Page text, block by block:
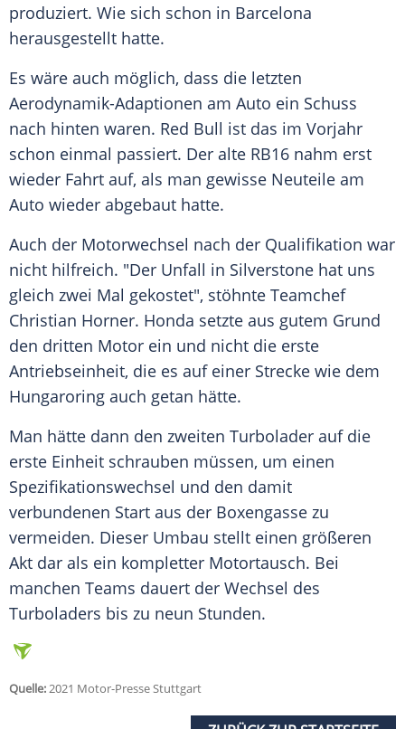
produziert. Wie sich schon in Barcelona
herausgestellt hatte.
Es wäre auch möglich, dass die letzten
Aerodynamik-Adaptionen am Auto ein Schuss
nach hinten waren. Red Bull ist das im Vorjahr
schon einmal passiert. Der alte RB16 nahm erst
wieder Fahrt auf, als man gewisse Neuteile am
Auto wieder abgebaut hatte.
Auch der Motorwechsel nach der Qualifikation war
nicht hilfreich. "Der Unfall in Silverstone hat uns
gleich zwei Mal gekostet", stöhnte Teamchef
Christian Horner. Honda setzte aus gutem Grund
den dritten Motor ein und nicht die erste
Antriebseinheit, die es auf einer Strecke wie dem
Hungaroring auch getan hätte.
Man hätte dann den zweiten Turbolader auf die
erste Einheit schrauben müssen, um einen
Spezifikationswechsel und den damit
verbundenen Start aus der Boxengasse zu
vermeiden. Dieser Umbau stellt einen größeren
Akt dar als ein kompletter Motortausch. Bei
manchen Teams dauert der Wechsel des
Turboladers bis zu neun Stunden.
Quelle:2021 Motor-Presse Stuttgart